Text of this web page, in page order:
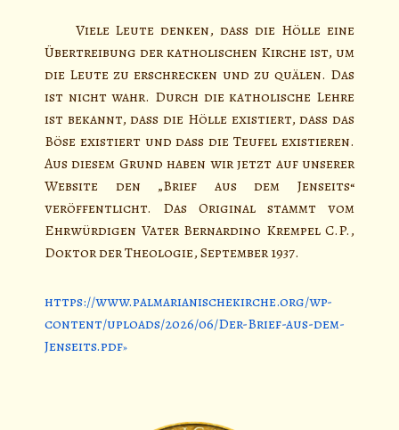
Viele Leute denken, dass die Hölle eine
Übertreibung der katholischen Kirche ist, um
die Leute zu erschrecken und zu quälen. Das
ist nicht wahr. Durch die katholische Lehre
ist bekannt, dass die Hölle existiert, dass das
Böse existiert und dass die Teufel existieren.
Aus diesem Grund haben wir jetzt auf unserer
Website den „Brief aus dem Jenseits“
veröffentlicht. Das Original stammt vom
Ehrwürdigen Vater Bernardino Krempel C.P.,
Doktor der Theologie, September 1937.
https://www.palmarianischekirche.org/wp-
content/uploads/2026/06/Der-Brief-aus-dem-
Jenseits.pdf